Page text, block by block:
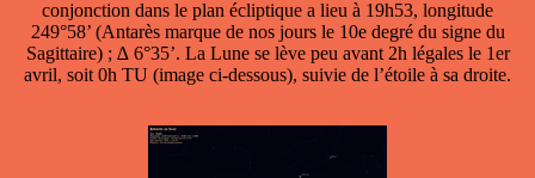
conjonction dans le plan écliptique a lieu à 19h53, longitude
249°58’ (Antarès marque de nos jours le 10e degré du signe du
Sagittaire) ; ∆ 6°35’. La Lune se lève peu avant 2h légales le 1er
avril, soit 0h TU (image ci-dessous), suivie de l’étoile à sa droite.